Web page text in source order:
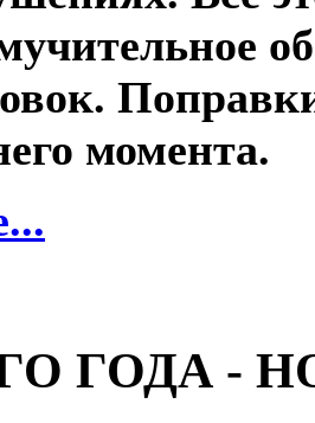
момента.
ГОДА -